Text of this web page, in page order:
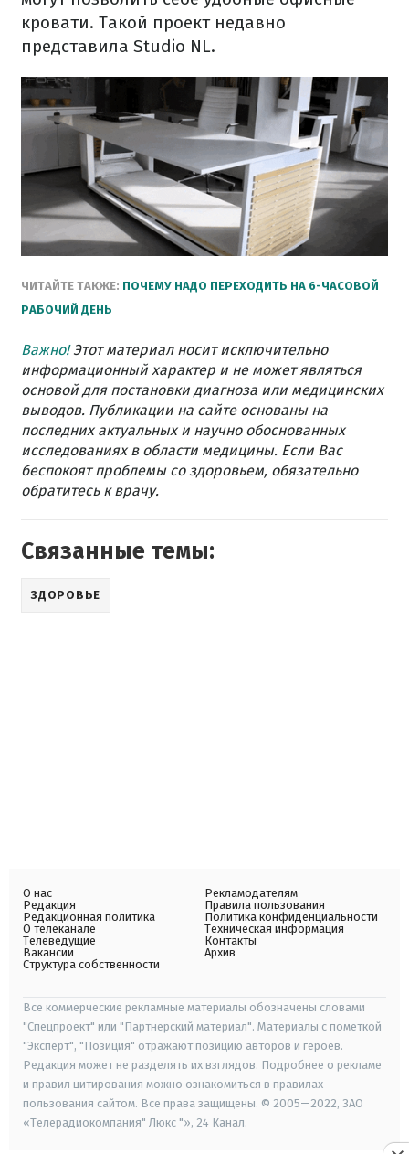
кровати. Такой проект недавно
представила Studio NL.
ЧИТАЙТЕ ТАКЖЕ: ПОЧЕМУ НАДО ПЕРЕХОДИТЬ НА 6-ЧАСОВОЙ
РАБОЧИЙ ДЕНЬ
Важно!Этот материал носит исключительно
информационный характер и не может являться
основой для постановки диагноза или медицинских
выводов. Публикации на сайте основаны на
последних актуальных и научно обоснованных
исследованиях в области медицины. Если Вас
беспокоят проблемы со здоровьем, обязательно
обратитесь к врачу.
Связанные темы:
ЗДОРОВЬЕ
О нас
Редакция
Редакционная политика
О телеканале
Телеведущие
Вакансии
Структура собственности
Рекламодателям
Правила пользования
Политика конфиденциальности
Техническая информация
Контакты
Архив
Все коммерческие рекламные материалы обозначены словами
"Спецпроект" или "Партнерский материал". Материалы с пометкой
"Эксперт", "Позиция" отражают позицию авторов и героев.
Редакция может не разделять их взглядов. Подробнее о рекламе
и правил цитирования можно ознакомиться в правилах
пользования сайтом. Все права защищены. © 2005—2022, ЗАО
«Телерадиокомпания" Люкс "», 24 Канал.